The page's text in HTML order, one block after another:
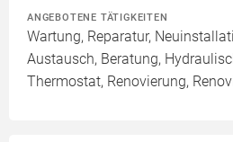
ANGEBOTENE TÄTIGKEITEN
Wartung, Reparatur,
Austausch, Beratung,
Thermostat, Renovierung,